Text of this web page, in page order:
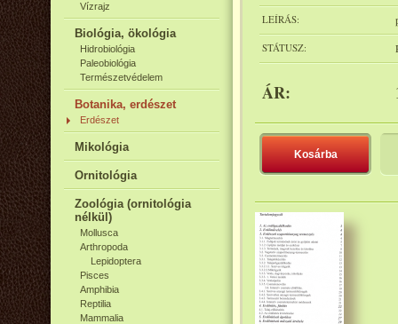
Vízrajz
Biológia, ökológia
Hidrobiológia
Paleobiológia
Természetvédelem
Botanika, erdészet
Erdészet
Mikológia
Ornitológia
Zoológia (ornitológia
nélkül)
Mollusca
Arthropoda
Lepidoptera
Pisces
Amphibia
Reptilia
Mammalia
LEÍRÁS:
STÁTUSZ:
ÁR:
Kosárba